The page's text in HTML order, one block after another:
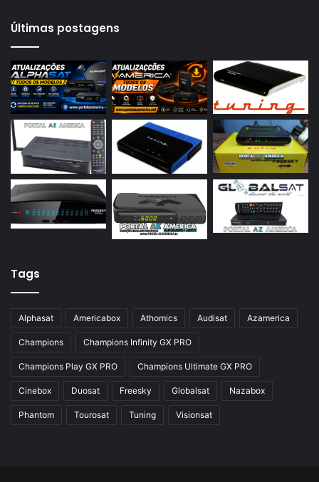
Azamerica S2005
Azamerica S2010
Azamerica S2015
Azamerica S922
Azamerica S922 Mini
Azamerica S928
Azamerica Silver
Azamerica Silver GX PRO
Azamerica Silver IPTV
Azbox Like
Azfox
Azgold
Azplus
Azsat
Últimas postagens
Tags
Alphasat Americabox Athomics Audisat Azamerica
Champions Champions Infinity GX PRO
Champions Play GX PRO Champions Ultimate GX PRO
Cinebox Duosat Freesky Globalsat Nazabox
Phantom Tourosat Tuning Visionsat